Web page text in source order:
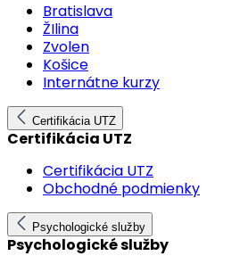
Bratislava
ŽIlina
Zvolen
Košice
Internátne kurzy
Certifikácia UTZ
Certifikácia UTZ
Certifikácia UTZ
Obchodné podmienky
Psychologické služby
Psychologické služby